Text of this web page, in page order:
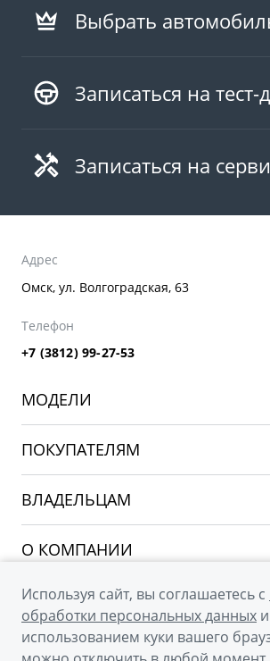
Выбрать
Записаться на тест-
Записаться на
Адрес
Омск, ул. Волгоградская, 63
Телефон
+7 (3812) 99-27-53
МОДЕЛИ
EX5
PREFACE
CITYRAY
ATLAS
OKAVANGO
MONJARO
ПОКУПАТЕЛЯМ
ВЛАДЕЛЬЦАМ
О КОМПАНИИ
О дилерском центре
Новости
Используя сайт, вы соглашаетесь с
обработки персональных данных и
использованием куки вашего